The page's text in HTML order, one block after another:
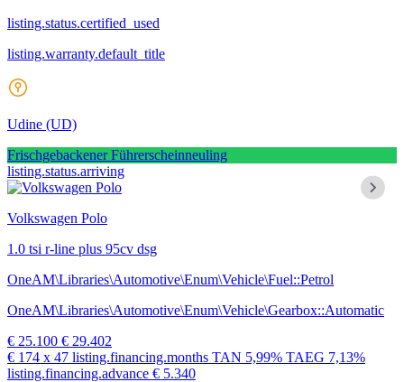
listing.status.certified_used
listing.warranty.default_title
Udine (UD)
Frischgebackener Führerscheinneuling
listing.status.arriving
Volkswagen Polo
1.0 tsi r-line plus 95cv dsg
OneAM\Libraries\Automotive\Enum\Vehicle\Fuel::Petrol
OneAM\Libraries\Automotive\Enum\Vehicle\Gearbox::Automatic
€ 25.100 € 29.402
€ 174 x 47 listing.financing.months TAN 5,99% TAEG 7,13%
listing.financing.advance € 5.340